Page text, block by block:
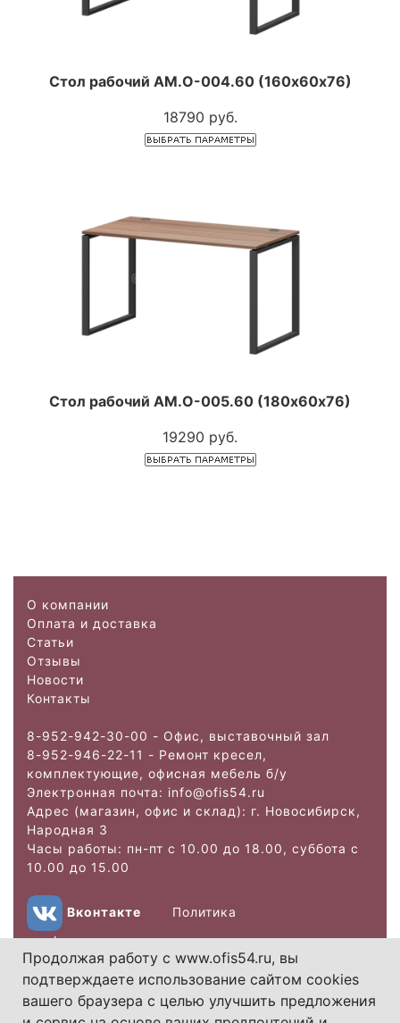
Стол рабочий АМ.О-004.60 (160х60х76)
18790 руб.
Стол рабочий АМ.О-005.60 (180х60х76)
19290 руб.
Продолжая работу с www.ofis54.ru, вы
подтверждаете использование сайтом cookies
вашего браузера с целью улучшить предложения
О компании
Оплата и доставка
Статьи
Отзывы
Новости
Контакты
8-952-942-30-00 - Офис, выставочный зал
8-952-946-22-11 - Ремонт кресел,
комплектующие, офисная мебель б/у
Электронная почта: info@ofis54.ru
Адрес (магазин, офис и склад): г. Новосибирск,
Народная 3
Часы работы: пн-пт с 10.00 до 18.00, суббота с
10.00 до 15.00
Вконтакте
Политика
конфиденциальности
Copyright 2026.
Использование